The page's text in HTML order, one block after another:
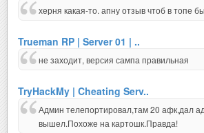
херня какая-то. апну отзыв чтоб в топе
Trueman RP | Server 01 | ..
не заходит, версия сампа правильная
TryHackMy | Cheating Serv..
Админ телепортировал,там 20 афк,дал
вышел.Похоже на картошк.Правда!